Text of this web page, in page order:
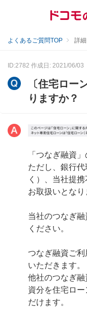
よくあるご質問TOP 詳細
ID:2782 作成日: 2021/06/03
〔住宅ロー
りますか？
「つなぎ融資
ただし、銀行
く）、当社提
お取扱いとなり
当社のつなぎ
ください。
つなぎ融資ご
いただきます。
他社のつなぎ
資分を住宅ロ
だけます。